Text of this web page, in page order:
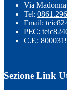
Via
Tel:
Email:
PEC:
C.F.:
Sezione Link